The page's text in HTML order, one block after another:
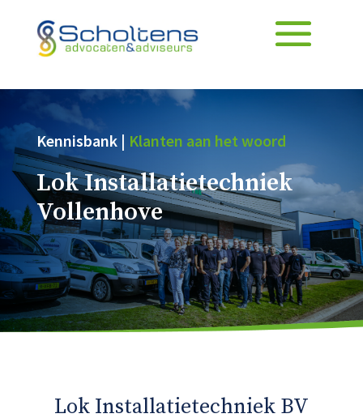
Kennisbank | Klanten aan het woord
Lok Installatietechniek
Vollenhove
Lok Installatietechniek BV